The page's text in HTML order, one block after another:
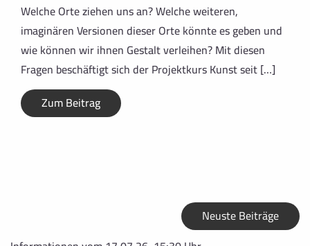
Welche Orte ziehen uns an? Welche weiteren,
imaginären Versionen dieser Orte könnte es geben und
wie können wir ihnen Gestalt verleihen? Mit diesen
Fragen beschäftigt sich der Projektkurs Kunst seit […]
Zum Beitrag
Neuste Beiträge